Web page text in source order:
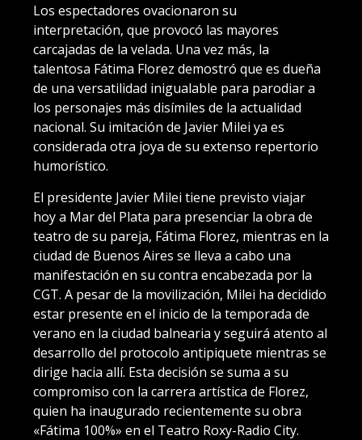
Los espectadores ovacionaron su
interpretación, que provocó las mayores
carcajadas de la velada. Una vez más, la
talentosa Fátima Florez demostró que es dueña
de una versatilidad inigualable para parodiar a
los personajes más disímiles de la actualidad
nacional. Su imitación de Javier Milei ya es
considerada otra joya de su extenso repertorio
humorístico.
El presidente Javier Milei tiene previsto viajar
hoy a Mar del Plata para presenciar la obra de
teatro de su pareja, Fátima Florez, mientras en la
ciudad de Buenos Aires se lleva a cabo una
manifestación en su contra encabezada por la
CGT. A pesar de la movilización, Milei ha decidido
estar presente en el inicio de la temporada de
verano en la ciudad balnearia y seguirá atento al
desarrollo del protocolo antipiquete mientras se
dirige hacia allí. Esta decisión se suma a su
compromiso con la carrera artística de Florez,
quien ha inaugurado recientemente su obra
«Fátima 100%» en el Teatro Roxy-Radio City.